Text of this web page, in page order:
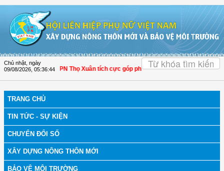
Chủ nhật, ngày
09/08/2026 05:36:45
Hóa: Hội LHPN Thọ Xuân tích cực góp phần nâng cao tỷ lệ người dân
TRANG CHỦ
TIN TỨC - SỰ KIỆN
CHUYỂN ĐỔI SỐ
XÂY DỰNG NÔNG THÔN MỚI
BẢO VỆ MÔI TRƯỜNG
OK